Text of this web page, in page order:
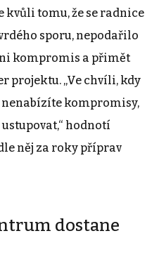
kvůli tomu, že se radnice
sporu, nepodařilo
kompromis a přimět
projektu. „Ve chvíli, kdy
kompromisy,
hodnotí
něj za roky příprav
dostane